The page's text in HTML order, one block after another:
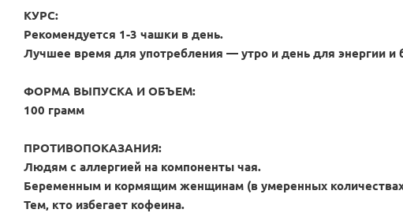
КУРС:
Рекомендуется 1-3 чашки в день.
Лучшее время для употребления — утро и день для энергии и
ФОРМА ВЫПУСКА И ОБЪЕМ:
100 грамм
ПРОТИВОПОКАЗАНИЯ:
Людям с аллергией на компоненты чая.
Беременным и кормящим женщинам (в умеренных
Тем, кто избегает кофеина.